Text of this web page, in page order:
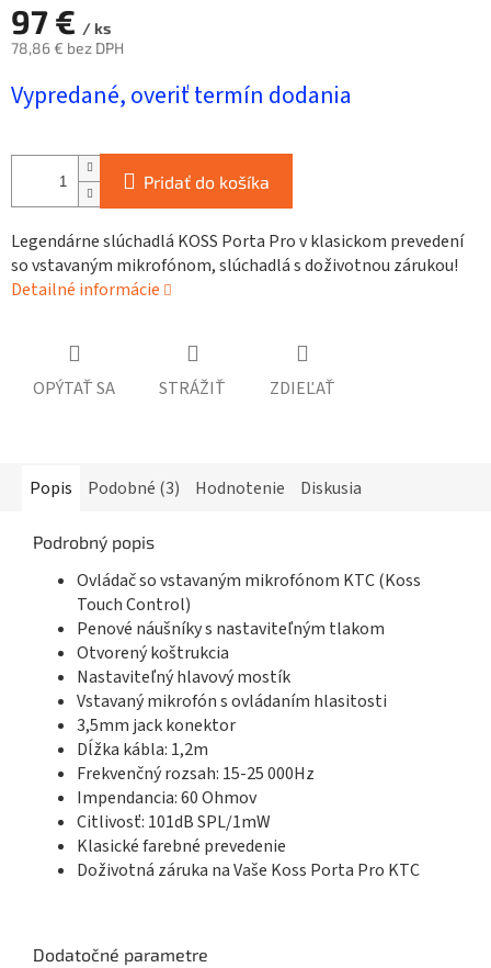
97 € / ks
78,86 € bez DPH
cena:
Vypredané, overiť termín dodania
Pridať do košíka
Legendárne slúchadlá KOSS Porta Pro v klasickom prevedení
so vstavaným mikrofónom, slúchadlá s doživotnou zárukou!
Detailné informácie
OPÝTAŤ SA STRÁŽIŤ ZDIEĽAŤ
Popis Podobné (3) Hodnotenie Diskusia
Podrobný popis
Ovládač so vstavaným mikrofónom KTC (Koss
Touch Control)
Penové náušníky s nastaviteľným tlakom
Otvorený koštrukcia
Nastaviteľný hlavový mostík
Vstavaný mikrofón s ovládaním hlasitosti
3,5mm jack konektor
Dĺžka kábla: 1,2m
Frekvenčný rozsah: 15-25 000Hz
Impendancia: 60 Ohmov
Citlivosť: 101dB SPL/1mW
Klasické farebné prevedenie
Doživotná záruka na Vaše Koss Porta Pro KTC
Dodatočné parametre